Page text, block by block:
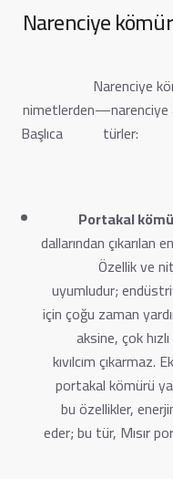
Narenciye
Narenciye
nimetlerden—narenciye
Portakal
dallarından çıkarılan
Özellik ve
uyumludur;
için çoğu zaman
aksine, çok
kıvılcım
portakal kömürü
bu özellikler,
eder; bu tür, Mısır